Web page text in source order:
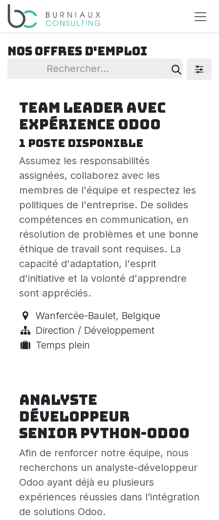
Se rendre au contenu
Nos offres d'emploi
Team Leader avec
expérience Odoo
1 poste disponible
Assumez les responsabilités
assignées, collaborez avec les
membres de l'équipe et respectez les
politiques de l'entreprise. De solides
compétences en communication, en
résolution de problèmes et une bonne
éthique de travail sont requises. La
capacité d'adaptation, l'esprit
d'initiative et la volonté d'apprendre
sont appréciés.
Wanfercée-Baulet, Belgique
Direction / Développement
Temps plein
Analyste
Développeur
senior Python-Odoo
Afin de renforcer notre équipe, nous
recherchons un analyste-développeur
Odoo ayant déjà eu plusieurs
expériences réussies dans l’intégration
de solutions Odoo.